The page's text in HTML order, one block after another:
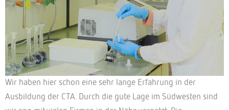
Wir haben hier schon eine sehr lange Erfahrung in der
Ausbildung der CTA. Durch die gute Lage im Südwesten sind